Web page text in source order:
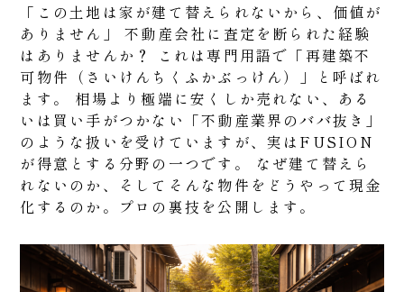
「この土地は家が建て替えられないから、価値が
ありません」 不動産会社に査定を断られた経験
はありませんか？ これは専門用語で「再建築不
可物件（さいけんちくふかぶっけん）」と呼ばれ
ます。 相場より極端に安くしか売れない、ある
いは買い手がつかない「不動産業界のババ抜き」
のような扱いを受けていますが、実はFUSION
が得意とする分野の一つです。 なぜ建て替えら
れないのか、そしてそんな物件をどうやって現金
化するのか。プロの裏技を公開します。